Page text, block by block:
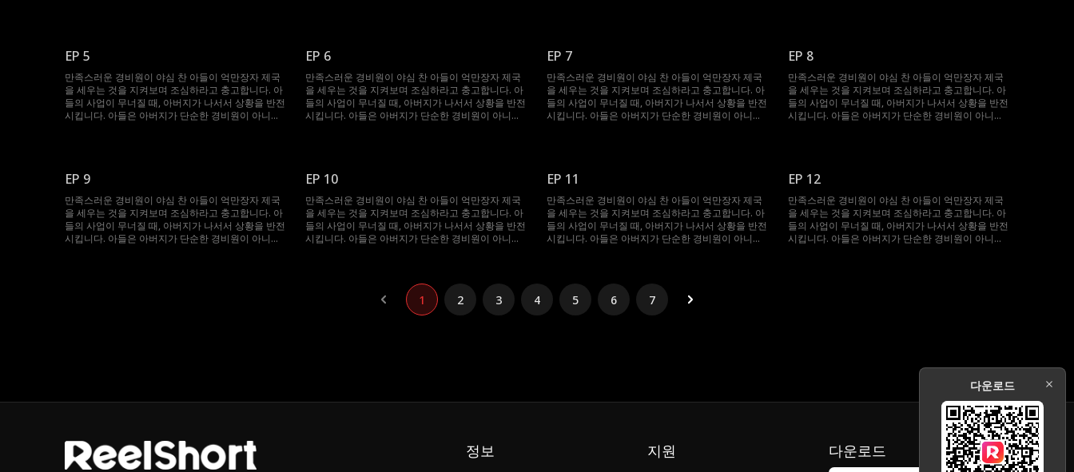
EP 5
만족스러운 경비원이 야심 찬 아들이 억만장자 제국
을 세우는 것을 지켜보며 조심하라고 충고합니다. 아
들의 사업이 무너질 때, 아버지가 나서서 상황을 반전
시킵니다. 아들은 아버지가 단순한 경비원이 아니라
EP 6
만족스러운 경비원이 야심 찬 아들이 억만장자 제국
을 세우는 것을 지켜보며 조심하라고 충고합니다. 아
들의 사업이 무너질 때, 아버지가 나서서 상황을 반전
시킵니다. 아들은 아버지가 단순한 경비원이 아니라
EP 7
만족스러운 경비원이 야심 찬 아들이 억만장자 제국
을 세우는 것을 지켜보며 조심하라고 충고합니다. 아
들의 사업이 무너질 때, 아버지가 나서서 상황을 반전
시킵니다. 아들은 아버지가 단순한 경비원이 아니라
EP 8
만족스러운 경비원이 야심 찬 아들이 억만장자 제국
을 세우는 것을 지켜보며 조심하라고 충고합니다. 아
들의 사업이 무너질 때, 아버지가 나서서 상황을 반전
시킵니다. 아들은 아버지가 단순한 경비원이 아니라
EP 9
만족스러운 경비원이 야심 찬 아들이 억만장자 제국
을 세우는 것을 지켜보며 조심하라고 충고합니다. 아
들의 사업이 무너질 때, 아버지가 나서서 상황을 반전
시킵니다. 아들은 아버지가 단순한 경비원이 아니라
EP 10
만족스러운 경비원이 야심 찬 아들이 억만장자 제국
을 세우는 것을 지켜보며 조심하라고 충고합니다. 아
들의 사업이 무너질 때, 아버지가 나서서 상황을 반전
시킵니다. 아들은 아버지가 단순한 경비원이 아니라
EP 11
만족스러운 경비원이 야심 찬 아들이 억만장자 제국
을 세우는 것을 지켜보며 조심하라고 충고합니다. 아
들의 사업이 무너질 때, 아버지가 나서서 상황을 반전
시킵니다. 아들은 아버지가 단순한 경비원이 아니라
EP 12
만족스러운 경비원이 야심 찬 아들이 억만장자 제국
을 세우는 것을 지켜보며 조심하라고 충고합니다. 아
들의 사업이 무너질 때, 아버지가 나서서 상황을 반전
시킵니다. 아들은 아버지가 단순한 경비원이 아니라
1 2 3 4 5 6 7
정보 지원 다운로드
다운로드